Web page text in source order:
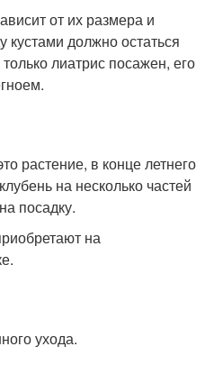
от их размера и
должно остаться
лиатрис посажен, его
растение, в конце летнего
на несколько частей
посадку.
на
ухода.